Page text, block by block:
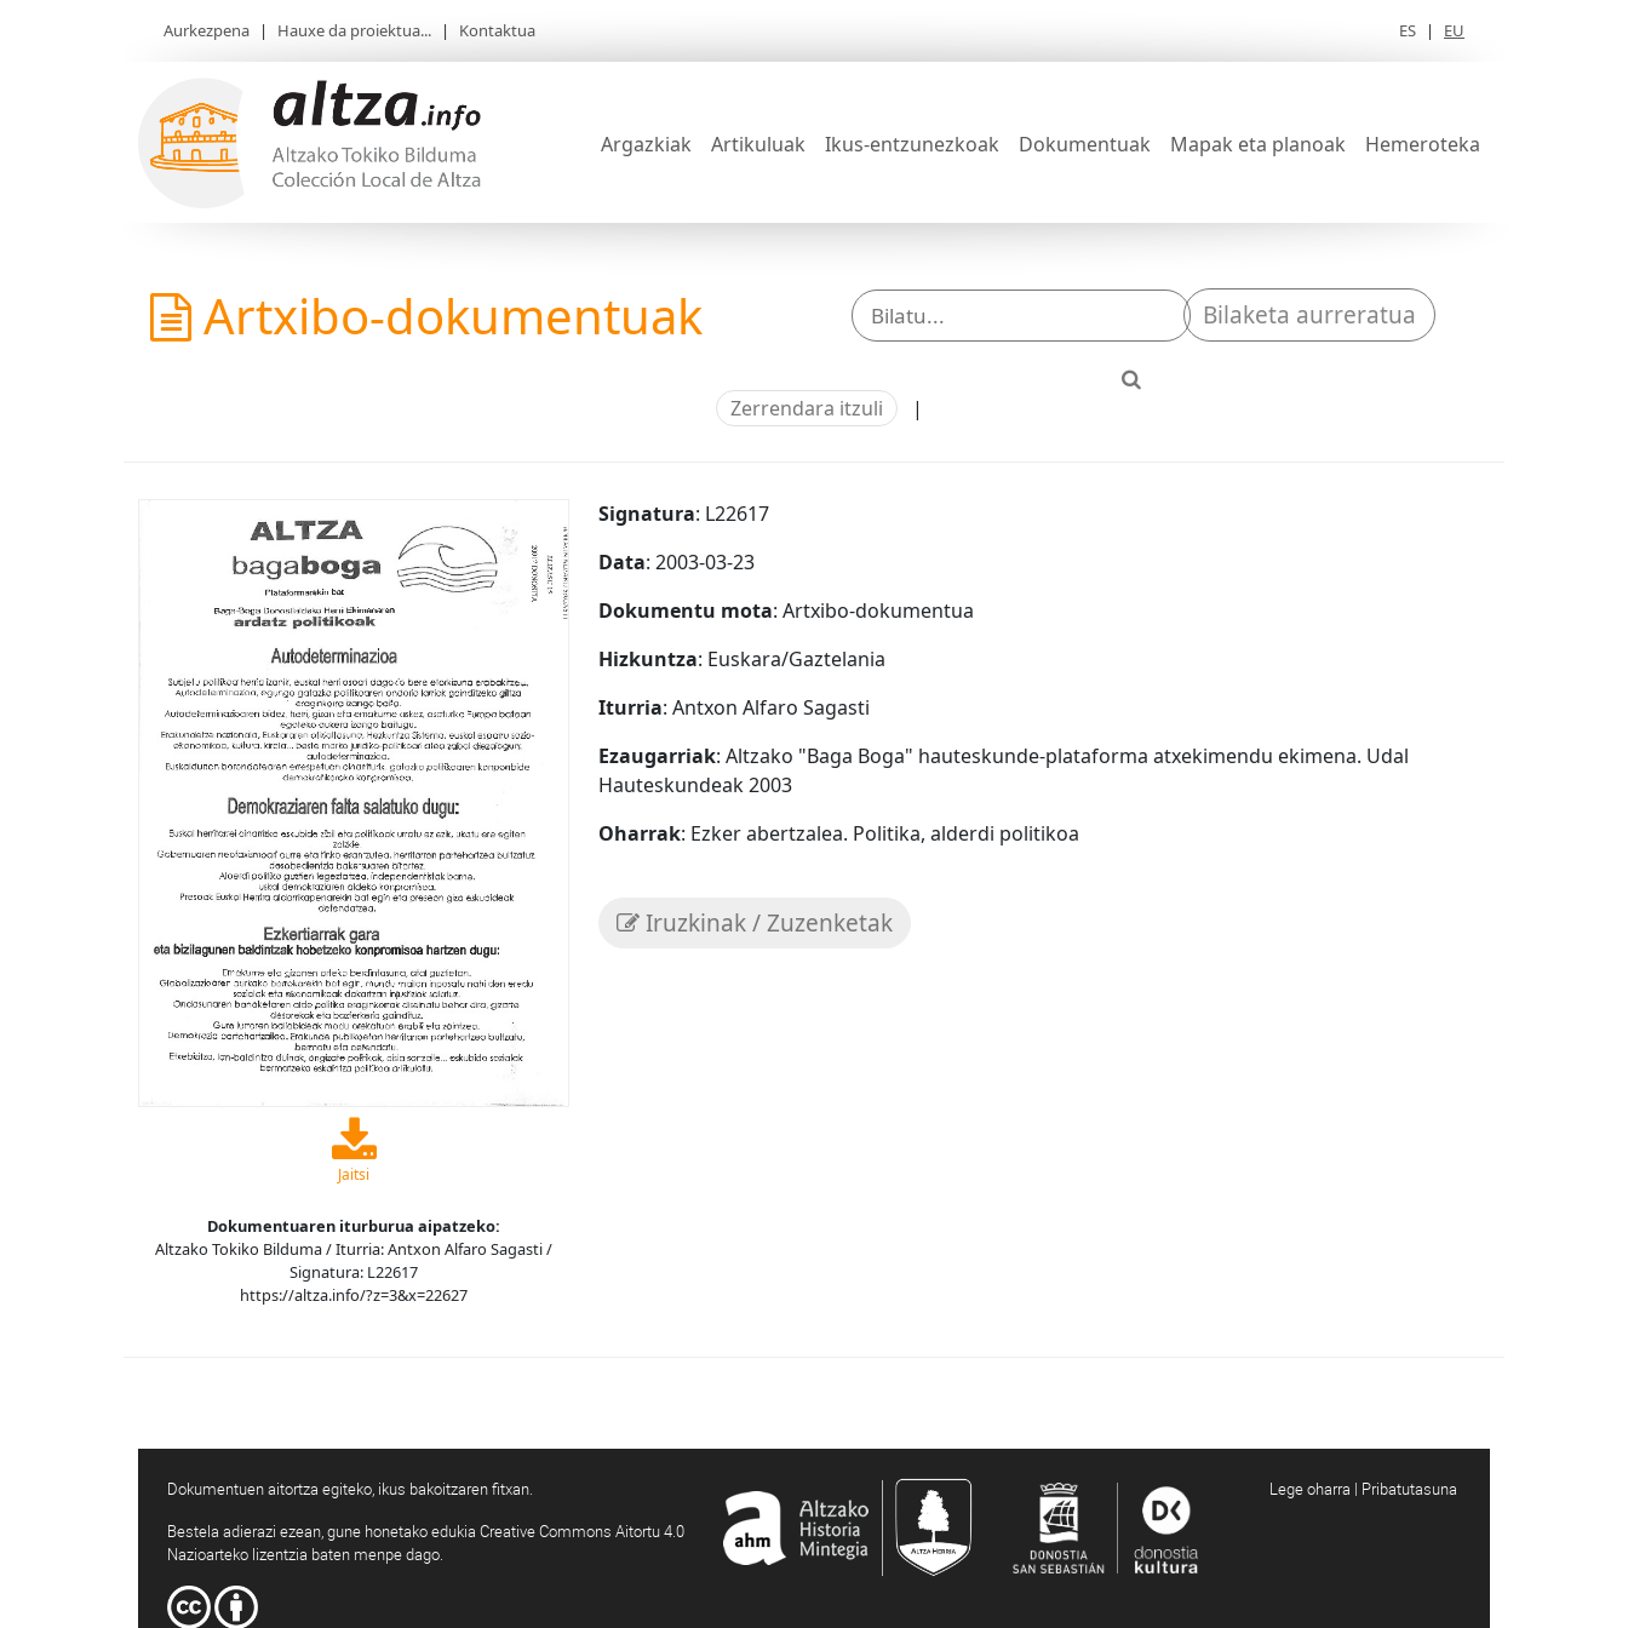
Aurkezpena | Hauxe da proiektua... | Kontaktua ES | EU
Argazkiak Artikuluak Ikus-entzunezkoak Dokumentuak Mapak eta planoak Hemeroteka
Artxibo-dokumentuak Bilaketa aurreratua
Zerrendara itzuli |
Jaitsi
Dokumentuaren iturburua aipatzeko:
Altzako Tokiko Bilduma / Iturria: Antxon Alfaro Sagasti /
Signatura: L22617
https://altza.info/?z=3&x=22627
Signatura: L22617
Data: 2003-03-23
Dokumentu mota: Artxibo-dokumentua
Hizkuntza: Euskara/Gaztelania
Iturria: Antxon Alfaro Sagasti
Ezaugarriak: Altzako "Baga Boga" hauteskunde-plataforma atxekimendu ekimena. Udal
Hauteskundeak 2003
Oharrak: Ezker abertzalea. Politika, alderdi politikoa
Iruzkinak / Zuzenketak
Dokumentuen aitortza egiteko, ikus bakoitzaren fitxan.
Bestela adierazi ezean, gune honetako edukia Creative Commons Aitortu 4.0
Nazioarteko lizentzia baten menpe dago.
Lege oharra | Pribatutasuna